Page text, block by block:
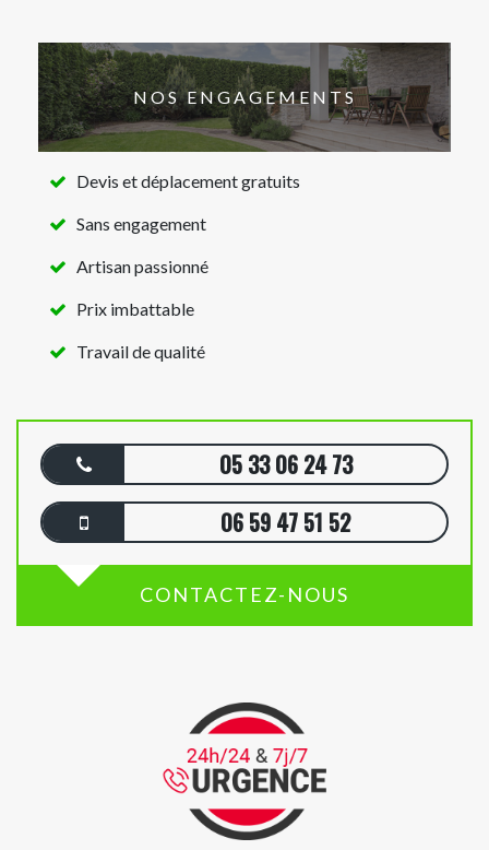
NOS ENGAGEMENTS
Devis et déplacement gratuits
Sans engagement
Artisan passionné
Prix imbattable
Travail de qualité
05 33 06 24 73
06 59 47 51 52
CONTACTEZ-NOUS